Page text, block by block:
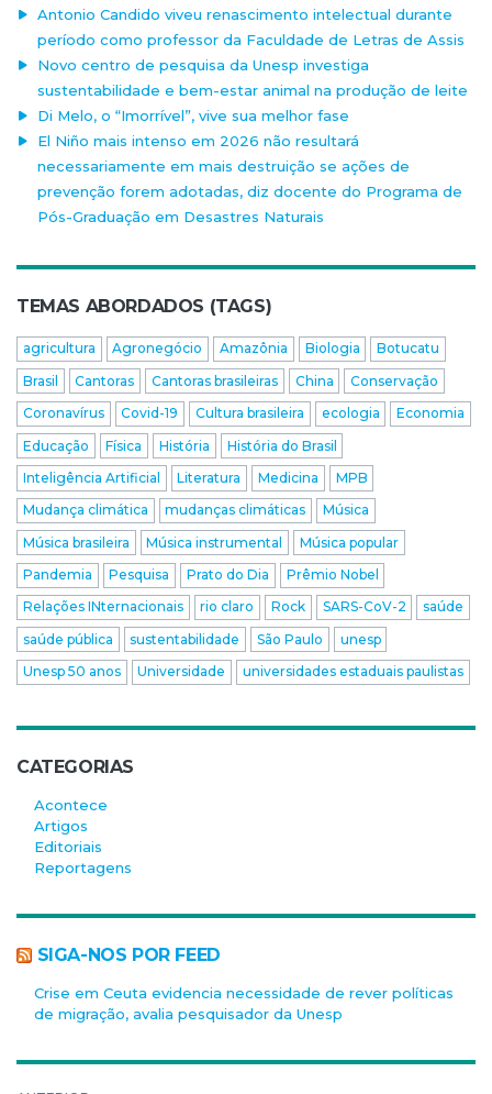
Antonio Candido viveu renascimento intelectual durante
período como professor da Faculdade de Letras de Assis
Novo centro de pesquisa da Unesp investiga
sustentabilidade e bem-estar animal na produção de leite
Di Melo, o “Imorrível”, vive sua melhor fase
El Niño mais intenso em 2026 não resultará
necessariamente em mais destruição se ações de
prevenção forem adotadas, diz docente do Programa de
Pós-Graduação em Desastres Naturais
TEMAS ABORDADOS (TAGS)
agricultura Agronegócio Amazônia Biologia
Botucatu
Brasil
Cantoras Cantoras brasileiras China
Conservação
Coronavírus
Covid-19 Cultura brasileira ecologia
Economia
Educação
Física História
História do Brasil
Inteligência Artificial
Literatura Medicina
MPB
Mudança climática
mudanças climáticas
Música
Música brasileira
Música instrumental
Música popular
Pandemia
Pesquisa Prato do Dia
Prêmio Nobel
Relações INternacionais
rio claro Rock SARS-CoV-2
saúde
saúde pública
sustentabilidade São Paulo
unesp
Unesp 50 anos
Universidade universidades estaduais paulistas
CATEGORIAS
Acontece
Artigos
Editoriais
Reportagens
SIGA-NOS POR FEED
Crise em Ceuta evidencia necessidade de rever políticas
de migração, avalia pesquisador da Unesp